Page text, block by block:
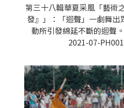
第三十八輯華夏采風「藝術
發』」：「迴聲」一劇舞出
動所引發綿延不斷的迴聲
2021-07-